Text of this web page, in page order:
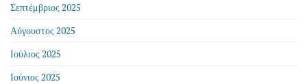
Σεπτέμβριος 2025
Αύγουστος 2025
Ιούλιος 2025
Ιούνιος 2025